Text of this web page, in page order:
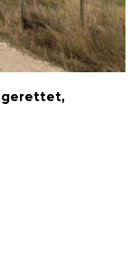
gerettet,